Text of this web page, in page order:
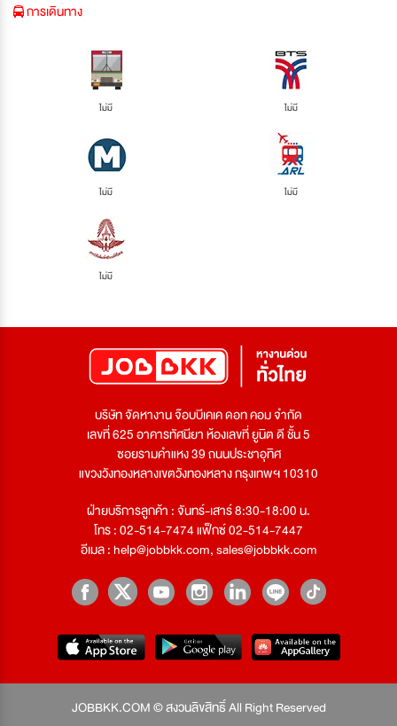
การเดินทาง
ไม่มี ไม่มี
ไม่มี ไม่มี
ไม่มี
บริษัท จัดหางาน จ๊อบบีเคเค ดอท คอม จำกัด
เลขที่ 625 อาคารทัศนียา ห้องเลขที่ ยูนิต ดี ชั้น 5
ซอยรามคำแหง 39 ถนนประชาอุทิศ
แขวงวังทองหลางเขตวังทองหลาง กรุงเทพฯ 10310
ฝ่ายบริการลูกค้า : จันทร์-เสาร์ 8:30-18:00 น.
โทร : 02-514-7474 แฟ็กซ์ 02-514-7447
อีเมล :help@jobbkk.com,sales@jobbkk.com
JOBBKK.COM © สงวนลิขสิทธิ์ All Right Reserved